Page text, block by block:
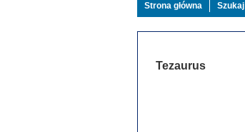
Strona główna Szukaj
Tezaurus